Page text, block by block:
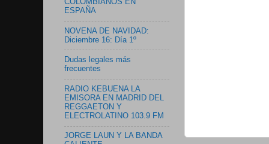
COLOMBIANOS EN
ESPAÑA
NOVENA DE NAVIDAD:
Diciembre 16: Día 1º
Dudas legales más
frecuentes
RADIO KEBUENA LA
EMISORA EN MADRID DEL
REGGAETON Y
ELECTROLATINO 103.9 FM
JORGE LAUN Y LA BANDA